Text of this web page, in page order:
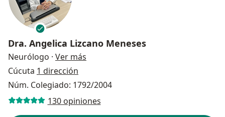
Dra. Angelica Lizcano Meneses
Neurólogo · Ver más
Cúcuta 1 dirección
Núm. Colegiado: 1792/2004
130 opiniones